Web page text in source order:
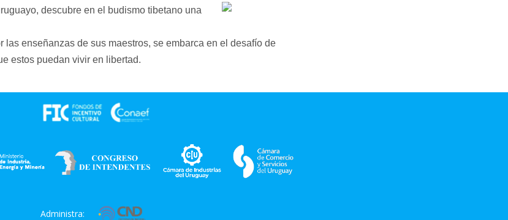
descubre en el budismo tibetano una
enseñanzas de sus maestros, se embarca en el desafío de
estos puedan vivir en libertad.
Administra: